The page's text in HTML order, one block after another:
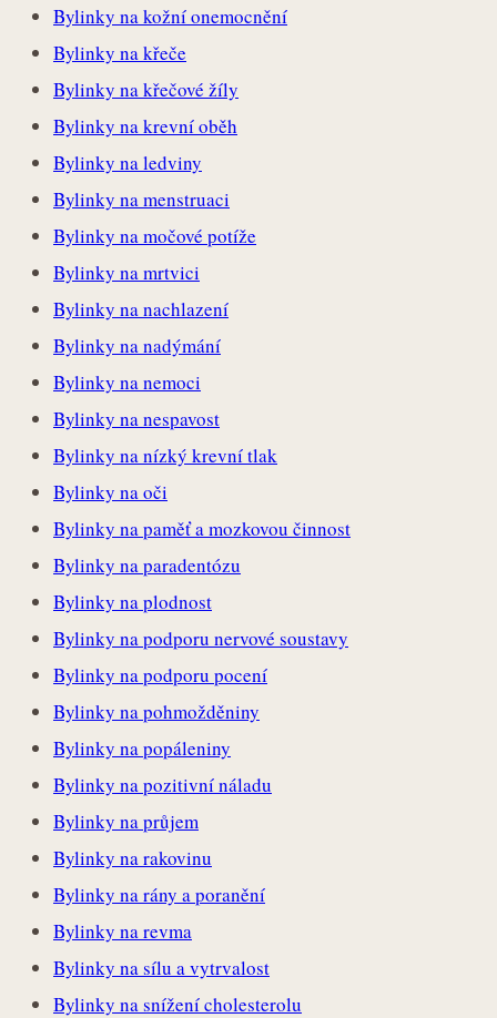
Bylinky na kožní onemocnění
Bylinky na křeče
Bylinky na křečové žíly
Bylinky na krevní oběh
Bylinky na ledviny
Bylinky na menstruaci
Bylinky na močové potíže
Bylinky na mrtvici
Bylinky na nachlazení
Bylinky na nadýmání
Bylinky na nemoci
Bylinky na nespavost
Bylinky na nízký krevní tlak
Bylinky na oči
Bylinky na paměť a mozkovou činnost
Bylinky na paradentózu
Bylinky na plodnost
Bylinky na podporu nervové soustavy
Bylinky na podporu pocení
Bylinky na pohmožděniny
Bylinky na popáleniny
Bylinky na pozitivní náladu
Bylinky na průjem
Bylinky na rakovinu
Bylinky na rány a poranění
Bylinky na revma
Bylinky na sílu a vytrvalost
Bylinky na snížení cholesterolu